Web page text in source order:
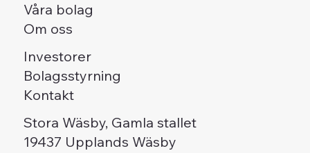
Våra bolag
Om oss
Investorer
Bolagsstyrning
Kontakt
Stora Wäsby, Gamla stallet
19437 Upplands Wäsby